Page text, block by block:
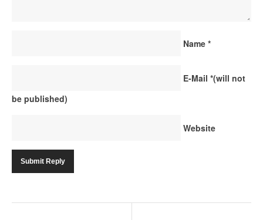
Name *
E-Mail *(will not
be published)
Website